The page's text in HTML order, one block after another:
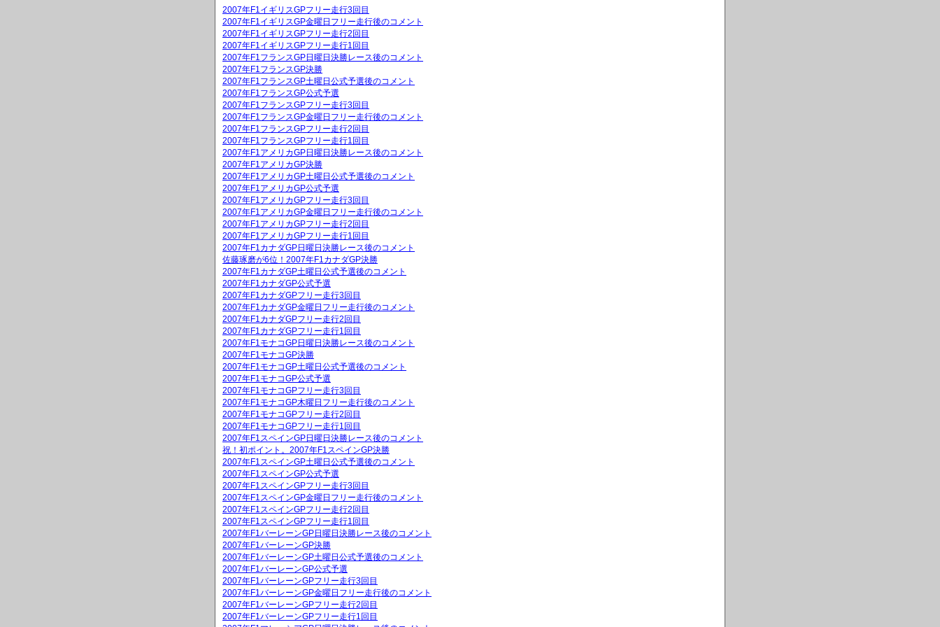
2007年F1イギリスGPフリー走行3回目
2007年F1イギリスGP金曜日フリー走行後のコメント
2007年F1イギリスGPフリー走行2回目
2007年F1イギリスGPフリー走行1回目
2007年F1フランスGP日曜日決勝レース後のコメント
2007年F1フランスGP決勝
2007年F1フランスGP土曜日公式予選後のコメント
2007年F1フランスGP公式予選
2007年F1フランスGPフリー走行3回目
2007年F1フランスGP金曜日フリー走行後のコメント
2007年F1フランスGPフリー走行2回目
2007年F1フランスGPフリー走行1回目
2007年F1アメリカGP日曜日決勝レース後のコメント
2007年F1アメリカGP決勝
2007年F1アメリカGP土曜日公式予選後のコメント
2007年F1アメリカGP公式予選
2007年F1アメリカGPフリー走行3回目
2007年F1アメリカGP金曜日フリー走行後のコメント
2007年F1アメリカGPフリー走行2回目
2007年F1アメリカGPフリー走行1回目
2007年F1カナダGP日曜日決勝レース後のコメント
佐藤琢磨が6位！2007年F1カナダGP決勝
2007年F1カナダGP土曜日公式予選後のコメント
2007年F1カナダGP公式予選
2007年F1カナダGPフリー走行3回目
2007年F1カナダGP金曜日フリー走行後のコメント
2007年F1カナダGPフリー走行2回目
2007年F1カナダGPフリー走行1回目
2007年F1モナコGP日曜日決勝レース後のコメント
2007年F1モナコGP決勝
2007年F1モナコGP土曜日公式予選後のコメント
2007年F1モナコGP公式予選
2007年F1モナコGPフリー走行3回目
2007年F1モナコGP木曜日フリー走行後のコメント
2007年F1モナコGPフリー走行2回目
2007年F1モナコGPフリー走行1回目
2007年F1スペインGP日曜日決勝レース後のコメント
祝！初ポイント。2007年F1スペインGP決勝
2007年F1スペインGP土曜日公式予選後のコメント
2007年F1スペインGP公式予選
2007年F1スペインGPフリー走行3回目
2007年F1スペインGP金曜日フリー走行後のコメント
2007年F1スペインGPフリー走行2回目
2007年F1スペインGPフリー走行1回目
2007年F1バーレーンGP日曜日決勝レース後のコメント
2007年F1バーレーンGP決勝
2007年F1バーレーンGP土曜日公式予選後のコメント
2007年F1バーレーンGP公式予選
2007年F1バーレーンGPフリー走行3回目
2007年F1バーレーンGP金曜日フリー走行後のコメント
2007年F1バーレーンGPフリー走行2回目
2007年F1バーレーンGPフリー走行1回目